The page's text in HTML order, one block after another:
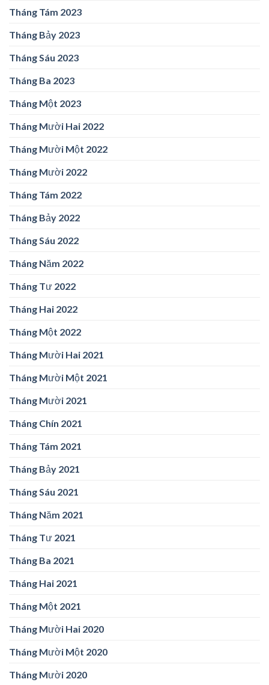
Tháng Tám 2023
Tháng Bảy 2023
Tháng Sáu 2023
Tháng Ba 2023
Tháng Một 2023
Tháng Mười Hai 2022
Tháng Mười Một 2022
Tháng Mười 2022
Tháng Tám 2022
Tháng Bảy 2022
Tháng Sáu 2022
Tháng Năm 2022
Tháng Tư 2022
Tháng Hai 2022
Tháng Một 2022
Tháng Mười Hai 2021
Tháng Mười Một 2021
Tháng Mười 2021
Tháng Chín 2021
Tháng Tám 2021
Tháng Bảy 2021
Tháng Sáu 2021
Tháng Năm 2021
Tháng Tư 2021
Tháng Ba 2021
Tháng Hai 2021
Tháng Một 2021
Tháng Mười Hai 2020
Tháng Mười Một 2020
Tháng Mười 2020